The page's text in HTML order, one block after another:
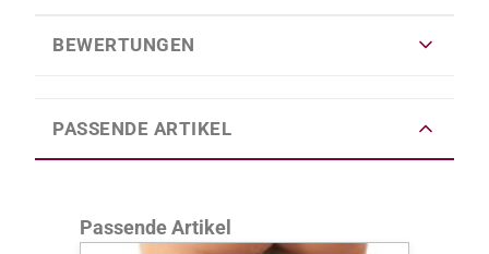
BEWERTUNGEN
PASSENDE ARTIKEL
Produktgalerie überspringen
Passende Artikel